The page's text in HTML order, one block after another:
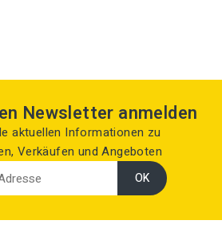
Newsletter anmelden
aktuellen Informationen zu
Verkäufen und Angeboten